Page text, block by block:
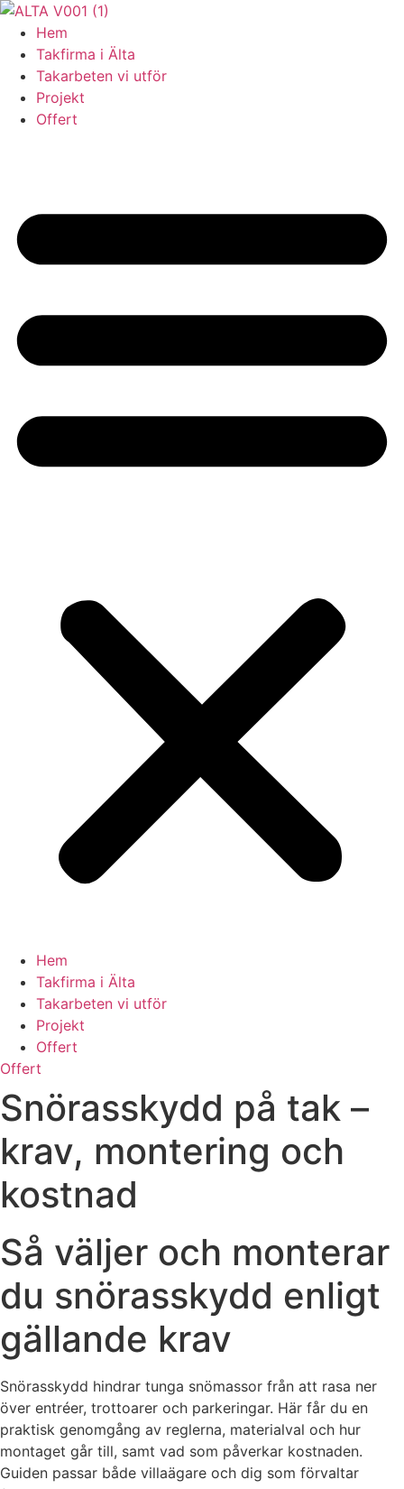
Skip
content
Hem
Takfirma i Älta
Takarbeten vi utför
Projekt
Offert
Hem
Takfirma i Älta
Takarbeten vi utför
Projekt
Offert
Offert
Snörasskydd på tak –
krav, montering och
kostnad
Så väljer och monterar
du snörasskydd enligt
gällande krav
Snörasskydd hindrar tunga snömassor från att rasa ner
över entréer, trottoarer och parkeringar. Här får du en
praktisk genomgång av reglerna, materialval och hur
montaget går till, samt vad som påverkar kostnaden.
Guiden passar både villaägare och dig som förvaltar